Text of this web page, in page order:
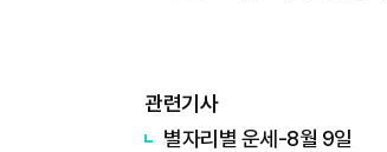
관련기사
별자리별 운세-8월 9일